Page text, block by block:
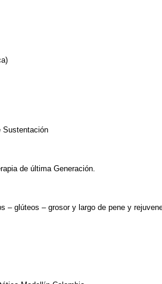
Sustentación
de última Generación.
– glúteos – grosor y largo de pene y